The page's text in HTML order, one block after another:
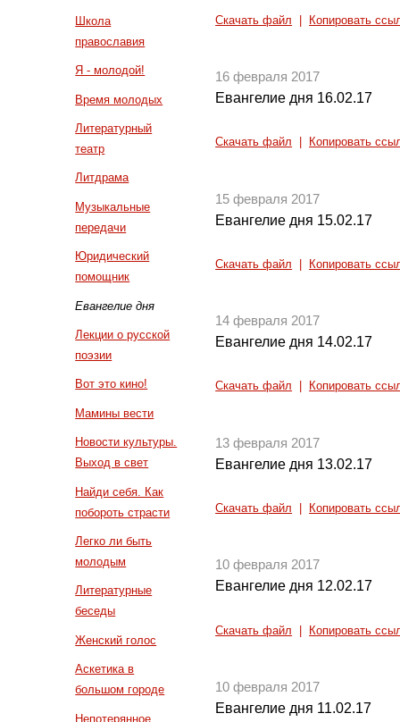
Школа
православия
Я - молодой!
Время молодых
Литературный
театр
Литдрама
Музыкальные
передачи
Юридический
помощник
Евангелие дня
Лекции о русской
поэзии
Вот это кино!
Мамины вести
Новости культуры.
Выход в свет
Найди себя. Как
побороть страсти
Легко ли быть
молодым
Литературные
беседы
Женский голос
Аскетика в
большом городе
Непотерянное
Скачать файл Копировать
16 февраля 2017
Евангелие дня 16.02.17
Скачать файл Копировать
15 февраля 2017
Евангелие дня 15.02.17
Скачать файл Копировать
14 февраля 2017
Евангелие дня 14.02.17
Скачать файл Копировать
13 февраля 2017
Евангелие дня 13.02.17
Скачать файл Копировать
10 февраля 2017
Евангелие дня 12.02.17
Скачать файл Копировать
10 февраля 2017
Евангелие дня 11.02.17